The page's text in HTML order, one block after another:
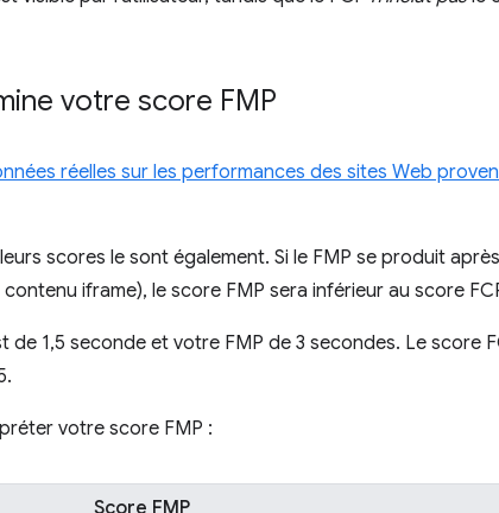
votre score FMP
réelles sur les performances des sites Web
scores le sont également. Si le FMP se produit
iframe), le score FMP sera inférieur au score
de 1,5 seconde et votre FMP de 3 secondes. Le score
votre score FMP :